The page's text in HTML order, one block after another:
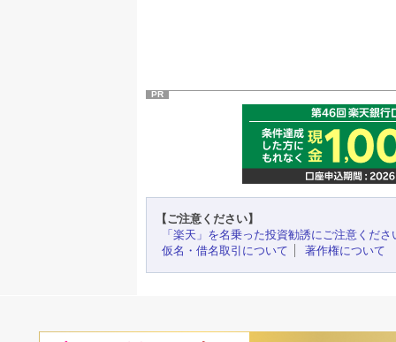
PR
【ご注意ください】
「楽天」を名乗った投資勧誘にご注意くださ
仮名・借名取引について
著作権について